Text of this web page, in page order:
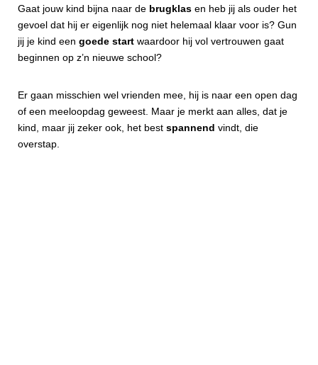
Gaat jouw kind bijna naar de brugklas en heb jij als ouder het
gevoel dat hij er eigenlijk nog niet helemaal klaar voor is? Gun
jij je kind een goede start waardoor hij vol vertrouwen gaat
beginnen op z’n nieuwe school?
Er gaan misschien wel vrienden mee, hij is naar een open dag
of een meeloopdag geweest. Maar je merkt aan alles, dat je
kind, maar jij zeker ook, het best spannend vindt, die
overstap.